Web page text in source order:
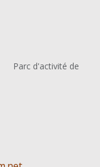
​Parc d'activité de